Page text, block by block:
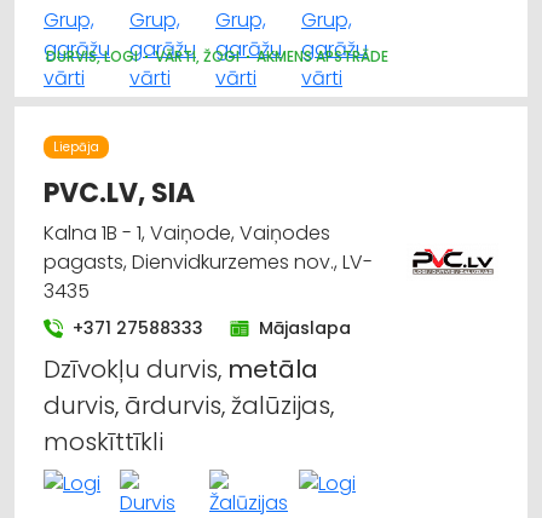
DURVIS, LOGI VĀRTI, ŽOGI AKMENS APSTRĀDE
Liepāja
PVC.LV, SIA
Kalna 1B - 1, Vaiņode, Vaiņodes
pagasts, Dienvidkurzemes nov., LV-
3435
+371 27588333 Mājaslapa
Dzīvokļu durvis, metāla
durvis, ārdurvis, žalūzijas,
moskīttīkli